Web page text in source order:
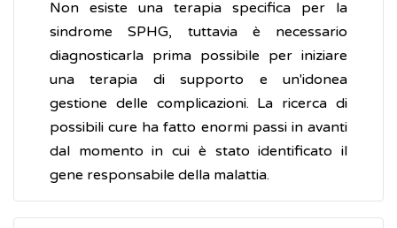
Non esiste una terapia specifica per la
sindrome SPHG, tuttavia è necessario
diagnosticarla prima possibile per iniziare
una terapia di supporto e un'idonea
gestione delle complicazioni. La ricerca di
possibili cure ha fatto enormi passi in avanti
dal momento in cui è stato identificato il
gene responsabile della malattia.